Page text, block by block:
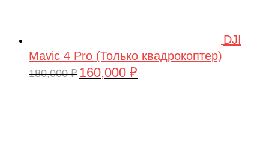
DJI
Mavic 4 Pro (Только квадрокоптер)
180,000₽ Первоначальная
160,000 ₽